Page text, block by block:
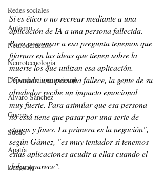
Redes sociales
Autismo
Neuroderechos
Neurotecnología
Dependencia emocional
Alvaro Sánchez
Guerra
Sueño
Apatía
Lenguaje
Si es ético o no recrear mediante a una
aplicación de IA a una persona fallecida.
Para responsar a esa pregunta tenemos que
fijarnos en las ideas que tienen sobre la
muerte los que utilizan esa aplicación.
"Cuando una persona fallece, la gente de su
alrededor recibe un impacto emocional
muy fuerte. Para asimilar que esa persona
no está tiene que pasar por una serie de
etapas y fases. La primera es la negación",
según Gámez, "es muy tentador si tenemos
estas aplicaciones acudir a ellas cuando el
dolor aparece".